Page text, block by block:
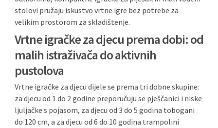
stolovi pružaju iskustvo vrtne igre bez potrebe za
velikim prostorom za skladištenje.
Vrtne igračke za djecu prema dobi: od
malih istraživača do aktivnih
pustolova
Vrtne igračke za djecu dijele se prema tri dobne skupine:
za djecu od 1 do 2 godine preporučuju se pješčanici i niske
ljuljačke s pojasom, za djecu od 3 do 5 godina tobogani
do 120 cm, a za djecu od 6 do 10 godina trampolini